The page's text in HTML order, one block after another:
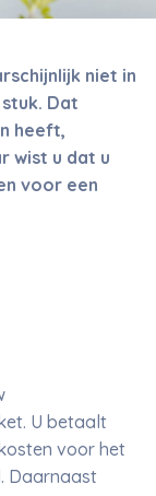
niet in
Dat
heeft,
wist u dat u
voor een
U betaalt
voor het
Daarnaast